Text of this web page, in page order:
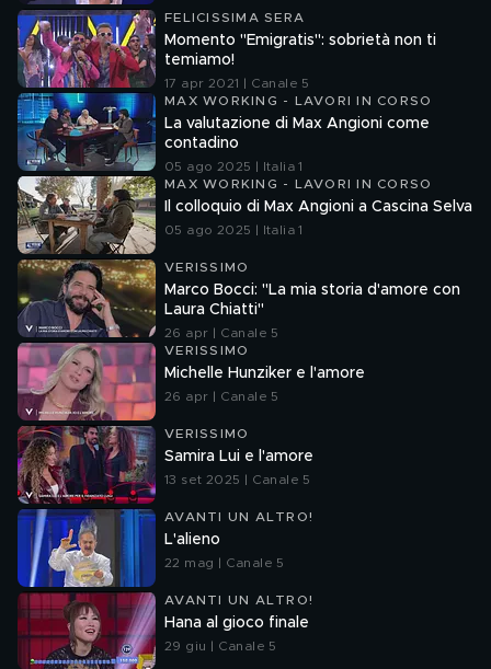
FELICISSIMA SERA
Momento "Emigratis": sobrietà non ti
temiamo!
17 apr 2021 | Canale 5
MAX WORKING - LAVORI IN CORSO
La valutazione di Max Angioni come
contadino
05 ago 2025 | Italia 1
MAX WORKING - LAVORI IN CORSO
Il colloquio di Max Angioni a Cascina Selva
05 ago 2025 | Italia 1
VERISSIMO
Marco Bocci: "La mia storia d'amore con
Laura Chiatti"
26 apr | Canale 5
VERISSIMO
Michelle Hunziker e l'amore
26 apr | Canale 5
VERISSIMO
Samira Lui e l'amore
13 set 2025 | Canale 5
AVANTI UN ALTRO!
L'alieno
22 mag | Canale 5
AVANTI UN ALTRO!
Hana al gioco finale
29 giu | Canale 5